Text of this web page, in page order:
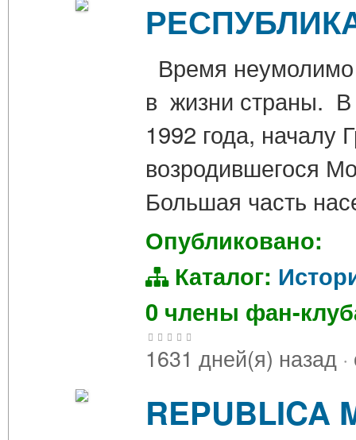
Время
в жизни страны. В
1992 года, началу
возродившегося
Большая часть
Опубликовано:
Каталог:
0 члены фан-
1631 дней(я) назад ·
REPUBLICA